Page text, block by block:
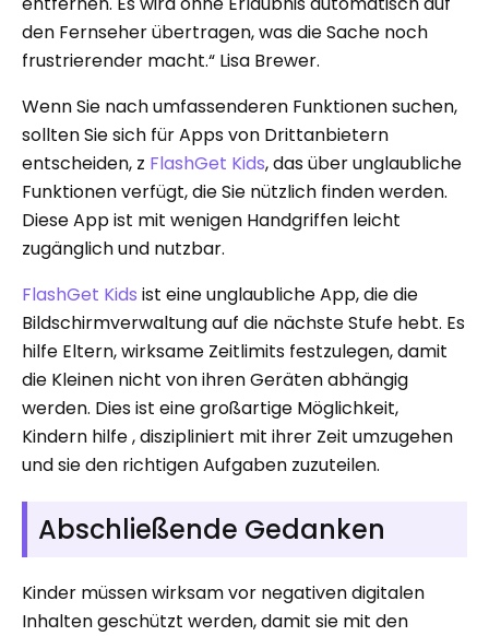
den Fernseher übertragen, was die Sache noch
frustrierender macht.“ Lisa Brewer.
Wenn Sie nach umfassenderen Funktionen suchen,
sollten Sie sich für Apps von Drittanbietern
entscheiden, z FlashGet Kids, das über unglaubliche
Funktionen verfügt, die Sie nützlich finden werden.
Diese App ist mit wenigen Handgriffen leicht
zugänglich und nutzbar.
FlashGet Kids ist eine unglaubliche App, die die
Bildschirmverwaltung auf die nächste Stufe hebt. Es
hilfe Eltern, wirksame Zeitlimits festzulegen, damit
die Kleinen nicht von ihren Geräten abhängig
werden. Dies ist eine großartige Möglichkeit,
Kindern hilfe , diszipliniert mit ihrer Zeit umzugehen
und sie den richtigen Aufgaben zuzuteilen.
Abschließende Gedanken
Kinder müssen wirksam vor negativen digitalen
Inhalten geschützt werden, damit sie mit den